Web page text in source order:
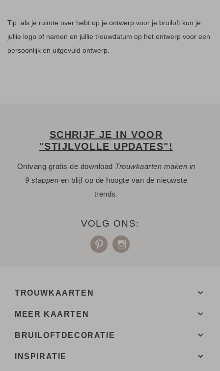
Tip: als je ruimte over hebt op je ontwerp voor je bruiloft kun je
jullie logo of namen en jullie trouwdatum op het ontwerp voor een
persoonlijk en uitgevuld ontwerp.
SCHRIJF JE IN VOOR
"STIJLVOLLE UPDATES"!
Ontvang gratis de download Trouwkaarten maken in
9 stappen en blijf op de hoogte van de nieuwste
trends.
VOLG ONS:
TROUWKAARTEN
MEER KAARTEN
BRUILOFTDECORATIE
INSPIRATIE